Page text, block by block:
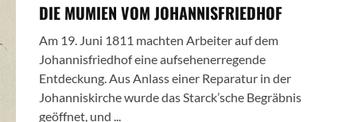
DIE MUMIEN VOM JOHANNISFRIEDHOF
Am 19. Juni 1811 machten Arbeiter auf dem
Johannisfriedhof eine aufsehenerregende
Entdeckung. Aus Anlass einer Reparatur in der
Johanniskirche wurde das Starck’sche Begräbnis
geöffnet, und ...